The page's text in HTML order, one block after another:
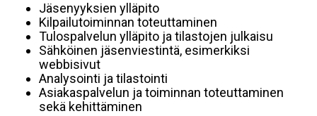
Jäsenyyksien ylläpito
Kilpailutoiminnan toteuttaminen
Tulospalvelun ylläpito ja tilastojen julkaisu
Sähköinen jäsenviestintä, esimerkiksi
webbisivut
Analysointi ja tilastointi
Asiakaspalvelun ja toiminnan toteuttaminen
sekä kehittäminen